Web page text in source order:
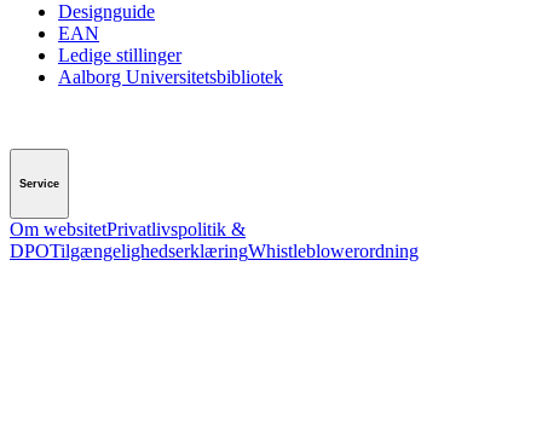
Designguide
EAN
Ledige stillinger
Aalborg Universitetsbibliotek
Service
Om websitetPrivatlivspolitik &
DPOTilgængelighedserklæringWhistleblowerordning